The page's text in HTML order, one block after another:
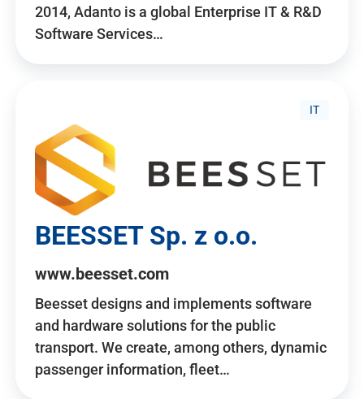
2014, Adanto is a global Enterprise IT & R&D
Software Services…
IT
BEESSET Sp. z o.o.
www.beesset.com
Beesset designs and implements software
and hardware solutions for the public
transport. We create, among others, dynamic
passenger information, fleet…